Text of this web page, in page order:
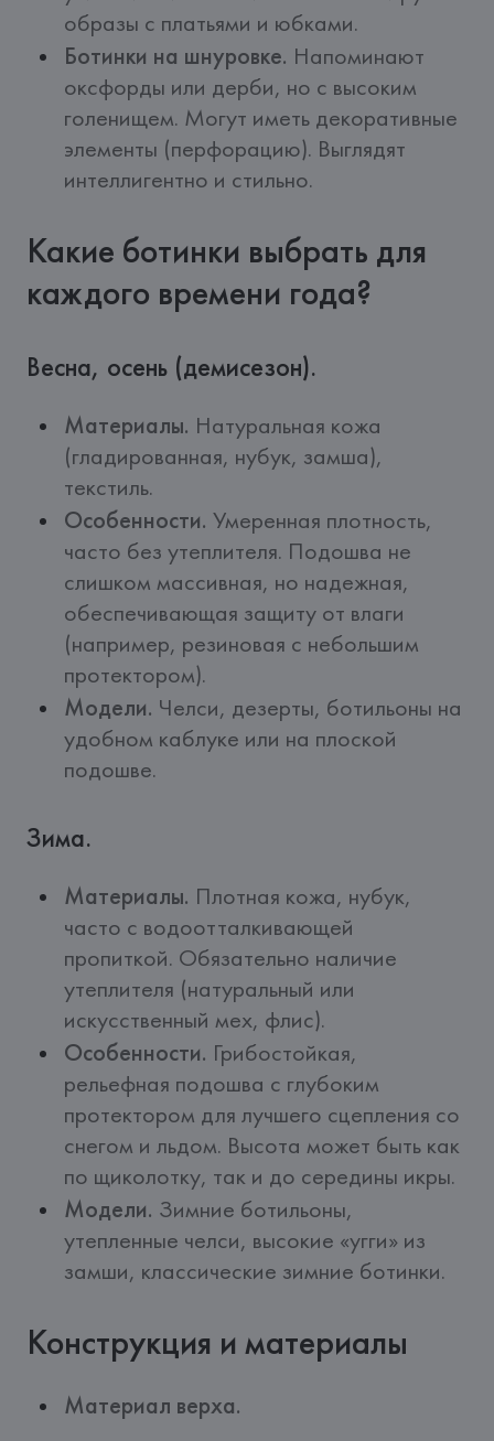
образы с платьями и юбками.
Ботинки на шнуровке. Напоминают
оксфорды или дерби, но с высоким
голенищем. Могут иметь декоративные
элементы (перфорацию). Выглядят
интеллигентно и стильно.
Какие ботинки выбрать для
каждого времени года?
Весна, осень (демисезон).
Материалы. Натуральная кожа
(гладированная, нубук, замша),
текстиль.
Особенности. Умеренная плотность,
часто без утеплителя. Подошва не
слишком массивная, но надежная,
обеспечивающая защиту от влаги
(например, резиновая с небольшим
протектором).
Модели. Челси, дезерты, ботильоны на
удобном каблуке или на плоской
подошве.
Зима.
Материалы. Плотная кожа, нубук,
часто с водоотталкивающей
пропиткой. Обязательно наличие
утеплителя (натуральный или
искусственный мех, флис).
Особенности. Грибостойкая,
рельефная подошва с глубоким
протектором для лучшего сцепления со
снегом и льдом. Высота может быть как
по щиколотку, так и до середины икры.
Модели. Зимние ботильоны,
утепленные челси, высокие «угги» из
замши, классические зимние ботинки.
Конструкция и материалы
Материал верха.